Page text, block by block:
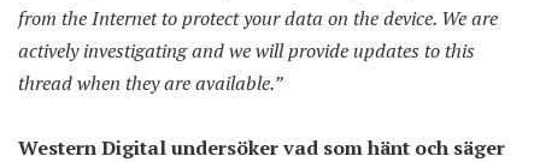
from the Internet to protect your data on the device. We are
actively investigating and we will provide updates to this
thread when they are available.”
Western Digital undersöker vad som hänt och säger